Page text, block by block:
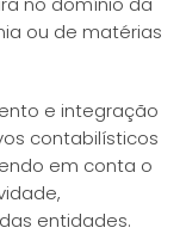
ou de matérias
e integração
contabilísticos
em conta o
entidades.